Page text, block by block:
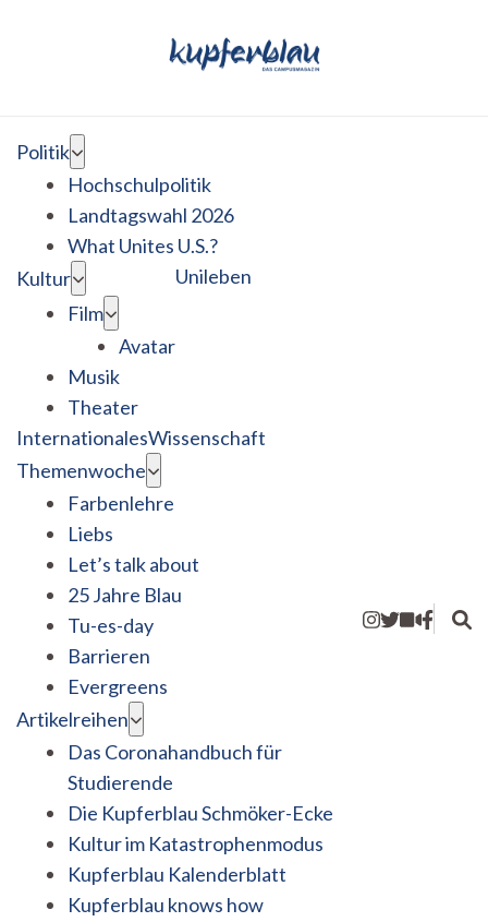
Politik
Hochschulpolitik
Landtagswahl 2026
What Unites U.S.?
Kultur
Film
Avatar
Musik
Theater
Unileben
InternationalesWissenschaft
Themenwoche
Farbenlehre
Liebs
Let’s talk about
25 Jahre Blau
Tu-es-day
Barrieren
Evergreens
Artikelreihen
Das Coronahandbuch für
Studierende
Die Kupferblau Schmöker-Ecke
Kultur im Katastrophenmodus
Kupferblau Kalenderblatt
Kupferblau knows how